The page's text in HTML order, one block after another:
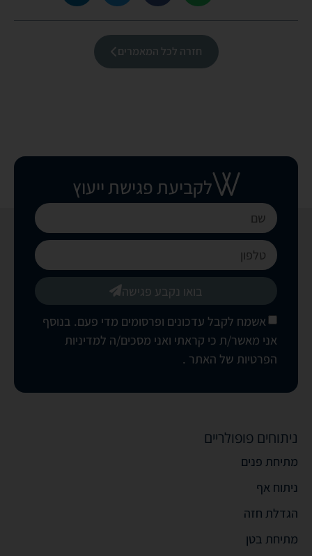
חזרה לכל המאמרים
לקביעת פגישת ייעוץ
אשמח לקבל עדכונים ופרסומים מדי פעם. בנוסף
אני מאשר/ת כי קראתי ואני מסכים/ה למדיניות
הפרטיות של האתר .
בואו נקבע פגישה
ניתוחים פופולריים
מתיחת פנים
ניתוח אף
הגדלת חזה
מתיחת בטן